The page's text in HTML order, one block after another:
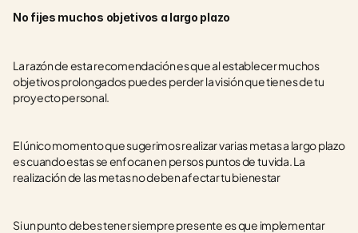
No fijes muchos objetivos a largo plazo
La razón de esta recomendación es que al establecer muchos
objetivos prolongados puedes perder la visión que tienes de tu
proyecto personal.
El único momento que sugerimos realizar varias metas a largo plazo
es cuando estas se enfocan en persos puntos de tu vida. La
realización de las metas no deben afectar tu bienestar
Si un punto debes tener siempre presente es que implementar